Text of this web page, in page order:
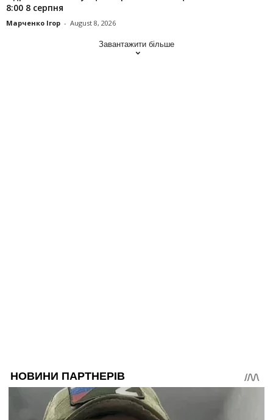
8:00 8 серпня
Марченко Ігор - August 8, 2026
Завантажити більше